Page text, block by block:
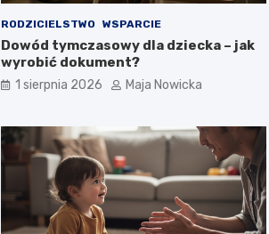
RODZICIELSTWO WSPARCIE
Dowód tymczasowy dla dziecka – jak
wyrobić dokument?
1 sierpnia 2026 Maja Nowicka